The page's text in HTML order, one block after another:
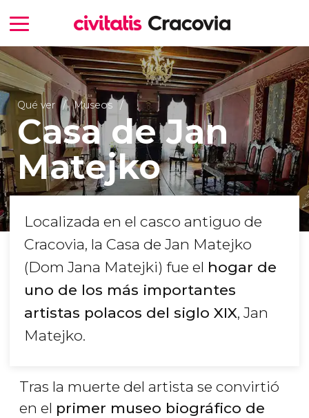
Qué ver Museos
Casa de Jan
Matejko
Localizada en el casco antiguo de
Cracovia, la Casa de Jan Matejko
(Dom Jana Matejki) fue el hogar de
uno de los más importantes
artistas polacos del siglo XIX, Jan
Matejko.
Tras la muerte del artista se convirtió
en el primer museo biográfico de